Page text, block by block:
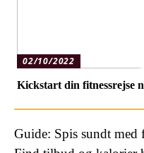
02/10/2022
Kickstart din fitnessrejse
Guide: Spis sundt